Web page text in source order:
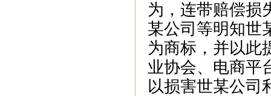
为，连带赔偿损
某公司等明知世
为商标，并以此
业协会、电商平
以损害世某公司